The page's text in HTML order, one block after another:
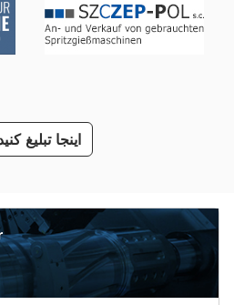
اینجا تبلیغ